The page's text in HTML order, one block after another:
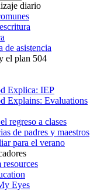
diario
de asistencia
el plan 504
Explica: IEP
Explains: Evaluations
regreso a clases
de padres y maestros
para el verano
resources
Eyes